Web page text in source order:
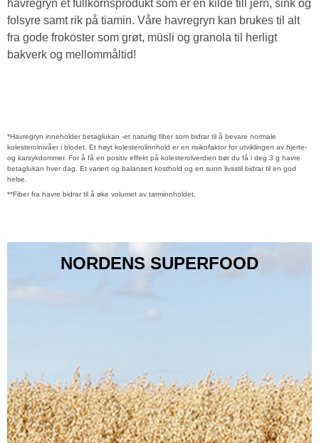
havregryn et fullkornsprodukt som er en kilde till jern, sink og
folsyre samt rik på tiamin. Våre havregryn kan brukes til alt
fra gode frokoster som grøt, müsli og granola til herligt
bakverk og mellommåltid!
*Havregryn inneholder betaglukan -et naturlig fiber som bidrar til å bevare normale
kolesterolnivåer i blodet. Et høyt kolesterolinnhold er en risikofaktor for utviklingen av hjerte-
og karsykdommer. For å få en positiv effekt på kolesterolverdien bør du få i deg 3 g havre
betaglukan hver dag. Et variert og balansert kosthold og en sunn livsstil bidrar til en god
helse.
**Fiber fra havre bidrar til å øke volumet av tarminnholdet.
NORDENS SUPERFOOD